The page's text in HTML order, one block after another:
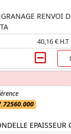
RENVOI
40,16 € H.T